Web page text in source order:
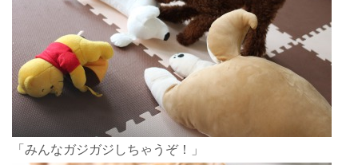
「みんなガジガジしちゃうぞ！」